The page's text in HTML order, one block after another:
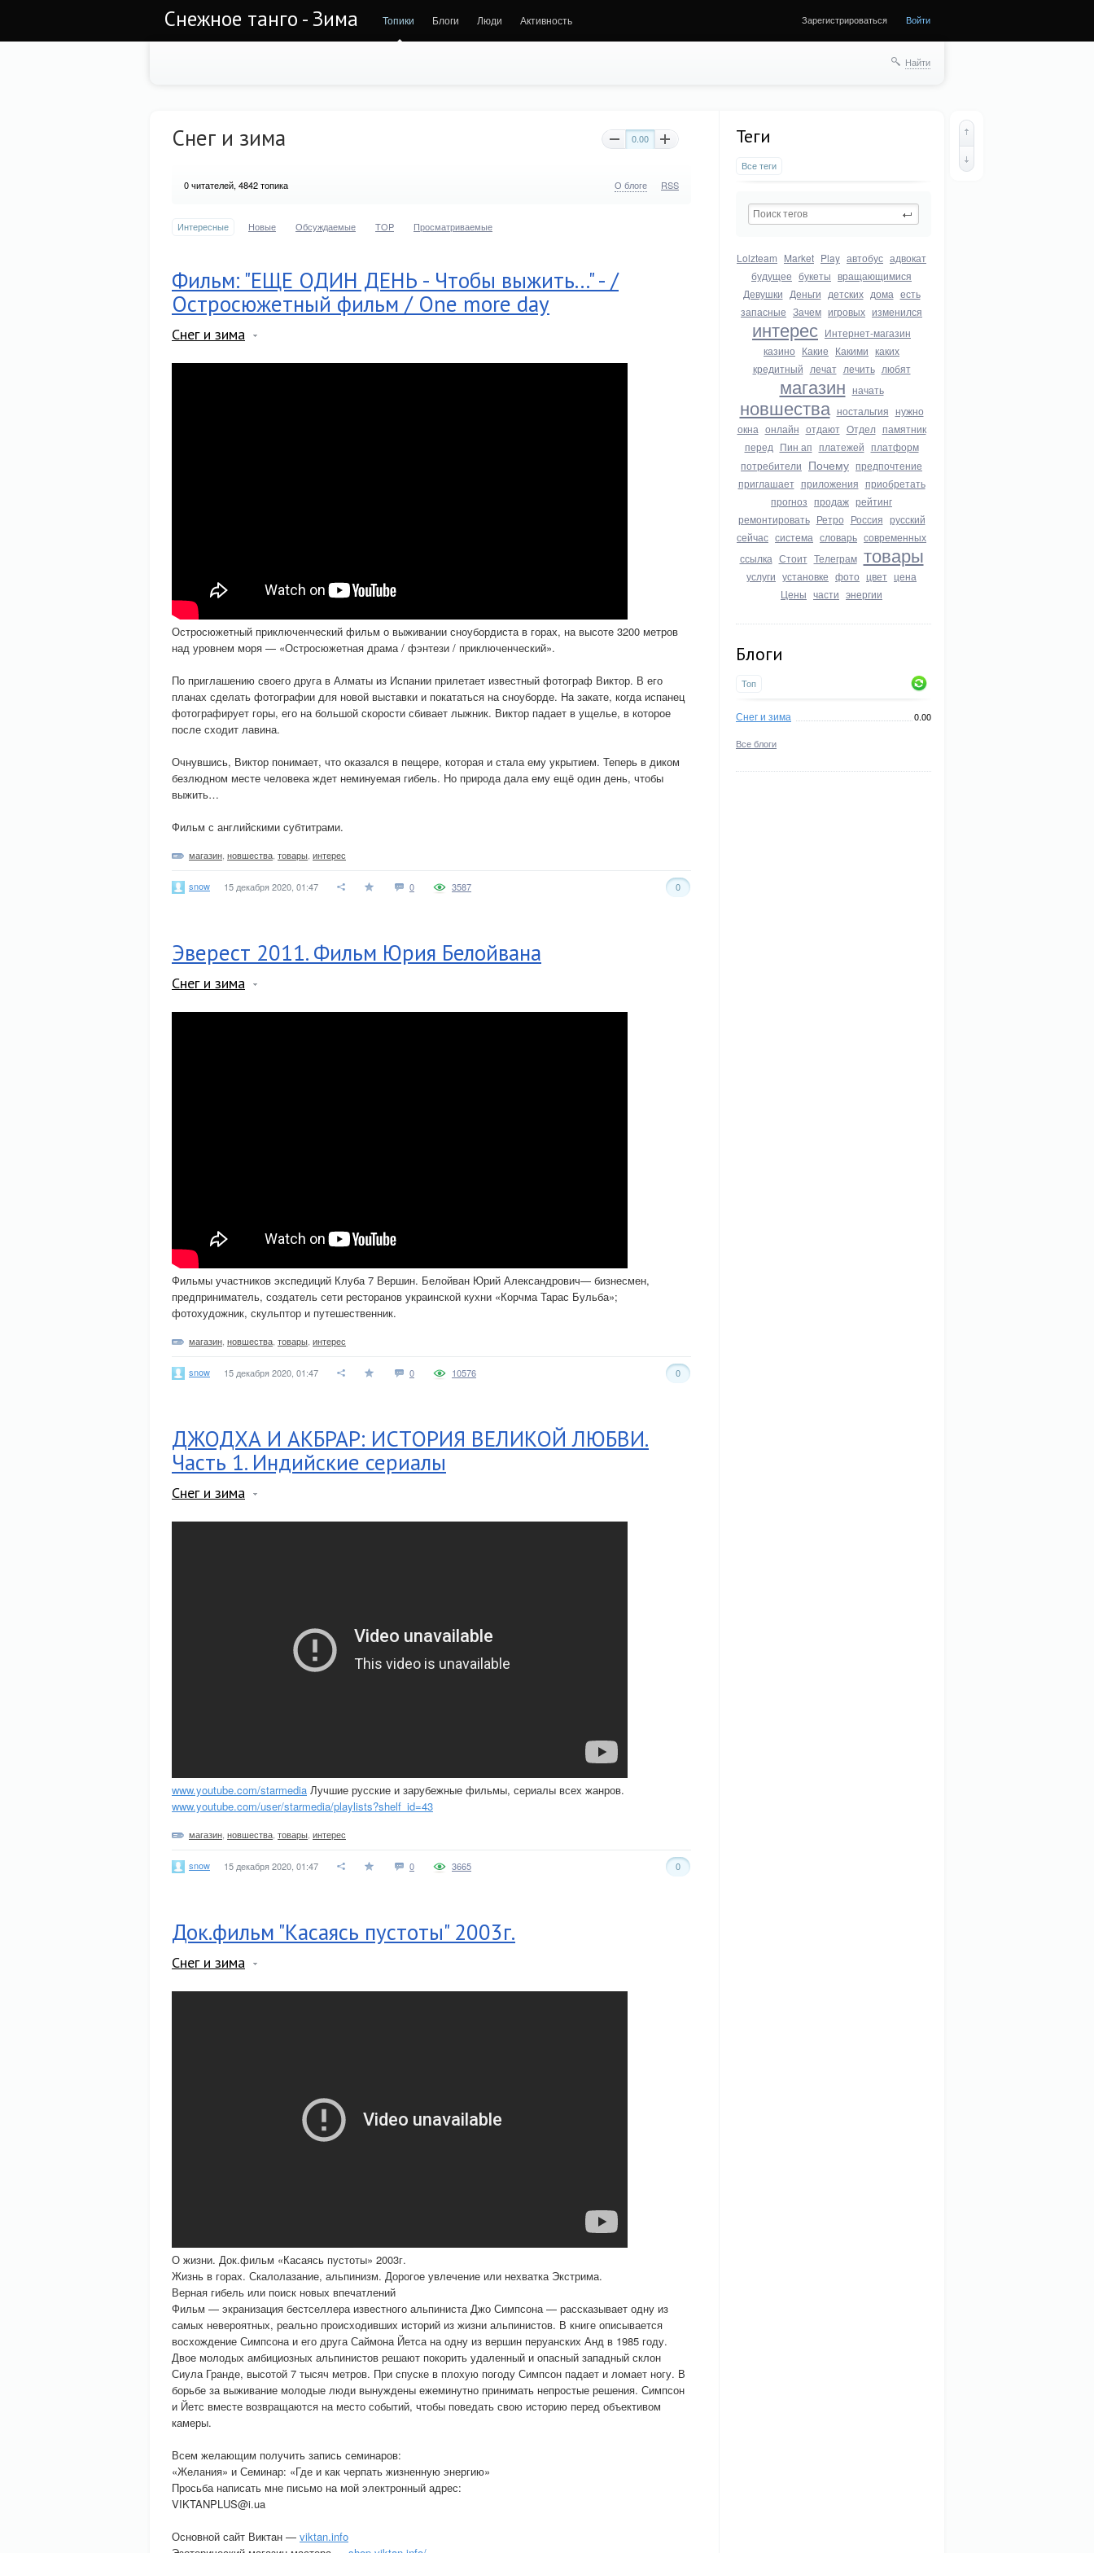
Снежное танго - Зима Топики Блоги Люди Активность Зарегистрироваться Войти
Найти
Теги
Все теги
Lolzteam Market Play автобус адвокат
будущее букеты вращающимися
Девушки Деньги детских дома есть
запасные Зачем игровых изменился
интерес Интернет-магазин
казино Какие Какими каких
кредитный лечат лечить любят
магазин начать
новшества ностальгия нужно
окна онлайн отдают Отдел памятник
перед Пин ап платежей платформ
потребители Почему предпочтение
приглашает приложения приобретать
прогноз продаж рейтинг
ремонтировать Ретро Россия русский
сейчас система словарь современных
ссылка Стоит Телеграм товары
услуги установке фото цвет цена
Цены части энергии
Блоги
Топ
Снег и зима 0.00
Все блоги
Снег и зима 0.00
0читателей, 4842 топика О блоге RSS
Интересные Новые Обсуждаемые TOP Просматриваемые
Фильм: "ЕЩЕ ОДИН ДЕНЬ - Чтобы выжить..." - /
Остросюжетный фильм / One more day
Снег и зима
Остросюжетный приключенческий фильм о выживании сноубордиста в горах, на высоте 3200 метров
над уровнем моря — «Остросюжетная драма / фэнтези / приключенческий».
По приглашению своего друга в Алматы из Испании прилетает известный фотограф Виктор. В его
планах сделать фотографии для новой выставки и покататься на сноуборде. На закате, когда испанец
фотографирует горы, его на большой скорости сбивает лыжник. Виктор падает в ущелье, в которое
после сходит лавина.
Очнувшись, Виктор понимает, что оказался в пещере, которая и стала ему укрытием. Теперь в диком
безлюдном месте человека ждет неминуемая гибель. Но природа дала ему ещё один день, чтобы
выжить…
Фильм с английскими субтитрами.
магазин новшества товары интерес
snow 15 декабря 2020, 01:47 0 0
3587
Эверест 2011. Фильм Юрия Белойвана
Снег и зима
Фильмы участников экспедиций Клуба 7 Вершин. Белойван Юрий Александрович— бизнесмен,
предприниматель, создатель сети ресторанов украинской кухни «Корчма Тарас Бульба»;
фотохудожник, скульптор и путешественник.
магазин новшества товары интерес
snow 15 декабря 2020, 01:47 0 0
10576
ДЖОДХА И АКБРАР: ИСТОРИЯ ВЕЛИКОЙ ЛЮБВИ.
Часть 1. Индийские сериалы
Снег и зима
www.youtube.com/starmedia Лучшие русские и зарубежные фильмы, сериалы всех жанров.
www.youtube.com/user/starmedia/playlists?shelf_id=43
магазин новшества товары интерес
snow 15 декабря 2020, 01:47 0 0
3665
Док.фильм "Касаясь пустоты" 2003г.
Снег и зима
О жизни. Док.фильм «Касаясь пустоты» 2003г.
Жизнь в горах. Скалолазание, альпинизм. Дорогое увлечение или нехватка Экстрима.
Верная гибель или поиск новых впечатлений
Фильм — экранизация бестселлера известного альпиниста Джо Симпсона — рассказывает одну из
самых невероятных, реально происходивших историй из жизни альпинистов. В книге описывается
восхождение Симпсона и его друга Саймона Йетса на одну из вершин перуанских Анд в 1985 году.
Двое молодых амбициозных альпинистов решают покорить удаленный и опасный западный склон
Сиула Гранде, высотой 7 тысяч метров. При спуске в плохую погоду Симпсон падает и ломает ногу. В
борьбе за выживание молодые люди вынуждены ежеминутно принимать непростые решения. Симпсон
и Йетс вместе возвращаются на место событий, чтобы поведать свою историю перед объективом
камеры.
Всем желающим получить запись семинаров:
«Желания» и Семинар: «Где и как черпать жизненную энергию»
Просьба написать мне письмо на мой электронный адрес:
VIKTANPLUS@i.ua
Основной сайт Виктан — viktan.info